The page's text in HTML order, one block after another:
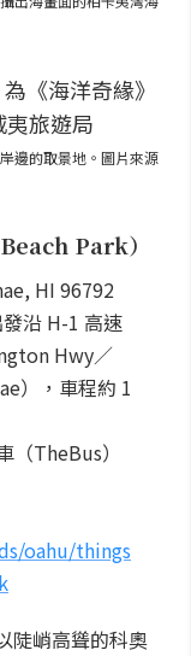
邊的取景地。圖片來源
Park）
HI 96792
沿 H-1 高速
Hwy／
），車程約 1
TheBus）
oahu/things
陡峭高聳的科奧